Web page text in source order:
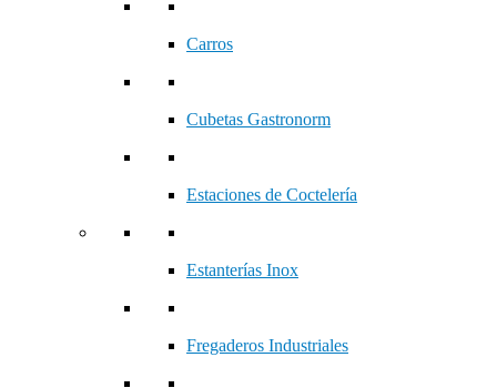
Carros
Cubetas Gastronorm
Estaciones de Coctelería
Estanterías Inox
Fregaderos Industriales